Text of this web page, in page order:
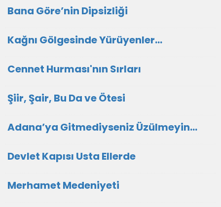
Bana Göre’nin Dipsizliği
Kağnı Gölgesinde Yürüyenler…
Cennet Hurması'nın Sırları
Şiir, Şair, Bu Da ve Ötesi
Adana’ya Gitmediyseniz Üzülmeyin…
Devlet Kapısı Usta Ellerde
Merhamet Medeniyeti